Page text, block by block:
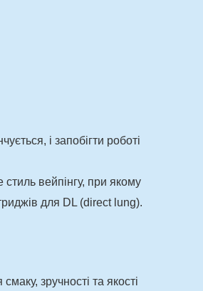
і запобігти роботі
вейпінгу, при якому
для DL (direct lung).
зручності та якості